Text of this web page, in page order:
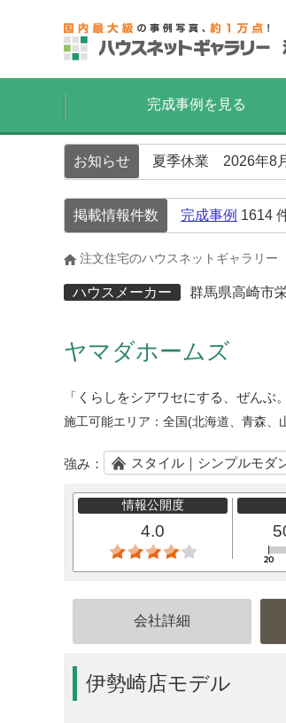
完成事例を見る
お知らせ 夏季休業 2026年8
掲載情報件数 完成事例 1614
注文住宅のハウスネットギャラリー
ハウスメーカー 群馬県高崎市
ヤマダホームズ
「くらしをシアワセにする、ぜんぶ。
施工可能エリア： 全国(北海道、青森、
強み： スタイル｜シンプルモダ
情報公開度
4.0
会社詳細
伊勢崎店モデル